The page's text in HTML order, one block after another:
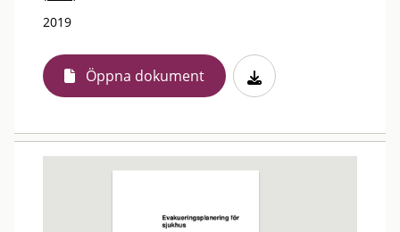
2019
Öppna dokument